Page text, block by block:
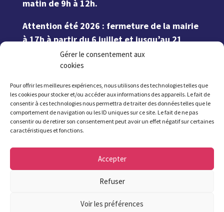
Gérer le consentement aux
cookies
Pour offrir les meilleures expériences, nous utilisons des technologies telles que
les cookies pour stocker et/ou accéder aux informations des appareils. Le fait de
consentir à ces technologies nous permettra de traiter des données telles que le
comportement de navigation ou les ID uniques sur ce site. Le fait de ne pas
consentir ou de retirer son consentement peut avoir un effet négatif sur certaines
caractéristiques et fonctions.
Accepter
Refuser
Voir les préférences
matin de 9h à 12h.
Attention été 2026 : fermeture de la mairie
à 17h à partir du 6 juillet et jusqu’au 21
août inclus. Fermeture le samedi du 11
juillet au 22 août inclus.
02 98 37 57 57
Contact
Les plus lus